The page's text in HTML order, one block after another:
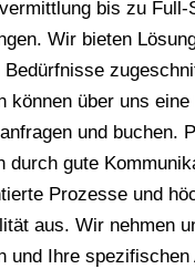
bis zu Full-
Wir bieten
können über uns
und buchen.
durch gute
Prozesse und
aus. Wir nehmen
und Ihre spezifischen